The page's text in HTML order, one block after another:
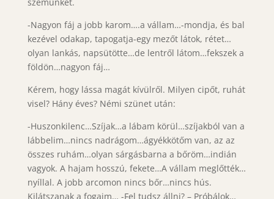
-Nagyon fáj a jobb karom….a vállam…-mondja, és bal
kezével odakap, tapogatja-egy mezőt látok, rétet…
olyan lankás, napsütötte…de lentről látom…fekszek a
földön…nagyon fáj…
Kérem, hogy lássa magát kívülről. Milyen cipőt, ruhát
visel? Hány éves? Némi szünet után:
-Huszonkilenc…Szíjak…a lábam körül…szíjakból van a
lábbelim…nincs nadrágom…ágyékkötőm van, az az
összes ruhám…olyan sárgásbarna a bőröm…indián
vagyok. A hajam hosszú, fekete…A vállam meglőtték…
nyíllal. A jobb arcomon nincs bőr…nincs hús.
Kilátszanak a fogaim… -Fel tudsz állni? – Próbálok…